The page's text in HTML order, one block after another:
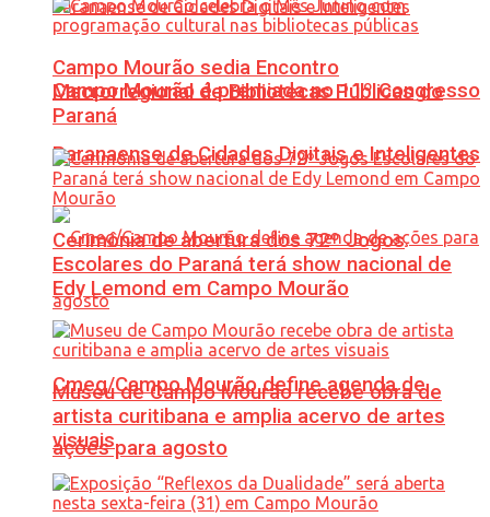
Campo Mourão é premiada no 11º Congresso
Paranaense de Cidades Digitais e Inteligentes
Cmeg/Campo Mourão define agenda de
ações para agosto
Campo Mourão sedia Encontro
Macrorregional de Bibliotecas Públicas do
Paraná
Cerimônia de abertura dos 72º Jogos
Escolares do Paraná terá show nacional de
Edy Lemond em Campo Mourão
Museu de Campo Mourão recebe obra de
artista curitibana e amplia acervo de artes
visuais